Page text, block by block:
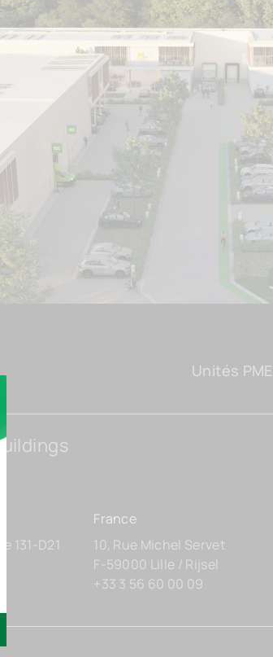
Unités PME
131-D21
France
10, Rue Michel Servet
F-59000 Lille / Rijsel
+33 3 56 60 00 09